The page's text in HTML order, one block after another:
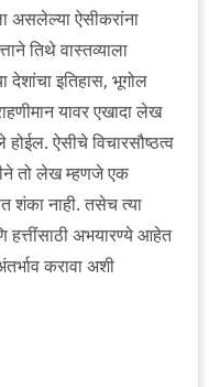
असलेल्या ऐसीकरांना
तिथे वास्तव्याला
देशांचा इतिहास, भूगोल
यावर एखादा लेख
ऐसीचे विचारसौष्ठत्व
तो लेख म्हणजे एक
शंका नाही. तसेच त्या
हत्तींसाठी अभयारण्ये आहेत
करावा अशी